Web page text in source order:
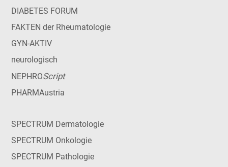
DIABETES FORUM
FAKTEN der Rheumatologie
GYN-AKTIV
neurologisch
NEPHROScript
PHARMAustria
SPECTRUM Dermatologie
SPECTRUM Onkologie
SPECTRUM Pathologie